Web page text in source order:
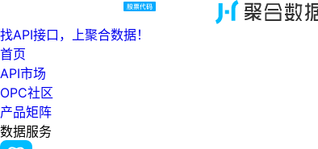
找API接口，上聚合数据！
首页
API市场
OPC社区
产品矩阵
数据服务